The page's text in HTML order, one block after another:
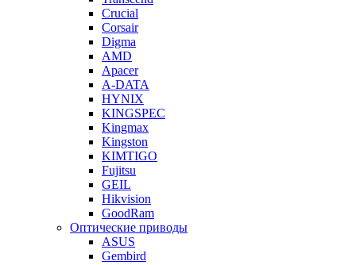
Crucial
Corsair
Digma
AMD
Apacer
A-DATA
HYNIX
KINGSPEC
Kingmax
Kingston
KIMTIGO
Fujitsu
GEIL
Hikvision
GoodRam
Оптические приводы
ASUS
Gembird